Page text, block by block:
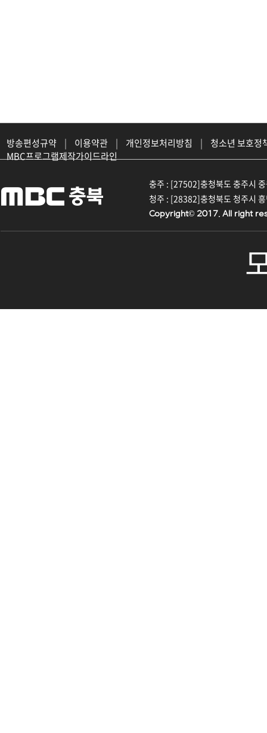
방송편성규약 | 이용약관 | 개인정보처리방침 |
청소년 보호정
MBC프로그램제작가이드라인
충주 : [27502]충청북도 충주시
청주 : [28382]충청북도 청주시
Copyright© 2017. All right